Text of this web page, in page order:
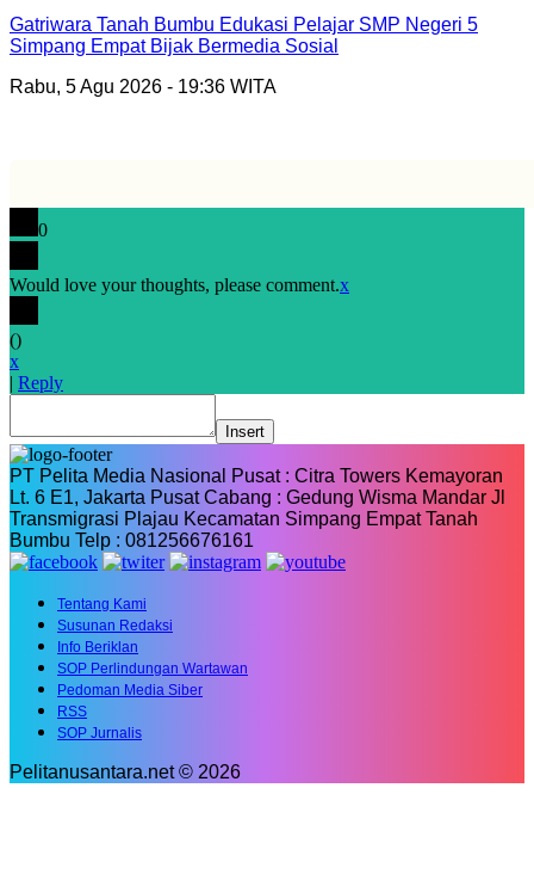
Gatriwara Tanah Bumbu Edukasi Pelajar SMP Negeri 5
Simpang Empat Bijak Bermedia Sosial
Rabu, 5 Agu 2026 - 19:36 WITA
0
Would love your thoughts, please comment.x
()
x
| Reply
Insert
PT Pelita Media Nasional Pusat : Citra Towers Kemayoran
Lt. 6 E1, Jakarta Pusat Cabang : Gedung Wisma Mandar Jl
Transmigrasi Plajau Kecamatan Simpang Empat Tanah
Bumbu Telp : 081256676161
Tentang Kami
Susunan Redaksi
Info Beriklan
SOP Perlindungan Wartawan
Pedoman Media Siber
RSS
SOP Jurnalis
Pelitanusantara.net © 2026